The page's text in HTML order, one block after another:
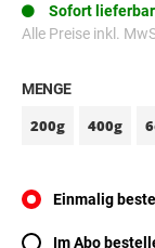
Sofort lieferbar
Alle Preise inkl.
MENGE
200g 400g
Einmalig
Im Abo